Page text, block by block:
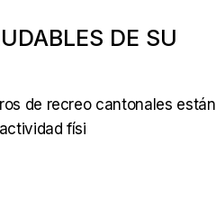
DE SU
de recreo cantonales están
físi